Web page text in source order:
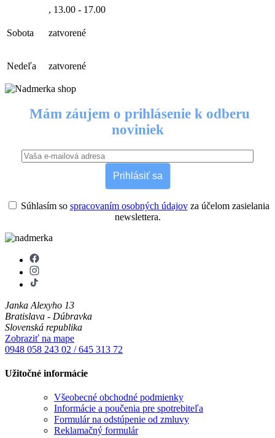
, 13.00 - 17.00
Sobota zatvorené
Nedeľa zatvorené
Mám záujem o prihlásenie k odberu
noviniek
Prihlásiť sa
Súhlasím so spracovaním osobných údajovza účelom zasielania
newslettera.
Janka Alexyho 13
Bratislava - Dúbravka
Slovenská republika
Zobraziť na mape
0948 058 243 02 / 645 313 72
Užitočné informácie
Všeobecné obchodné podmienky
Informácie a poučenia pre spotrebiteľa
Formulár na odstúpenie od zmluvy
Reklamačný formulár